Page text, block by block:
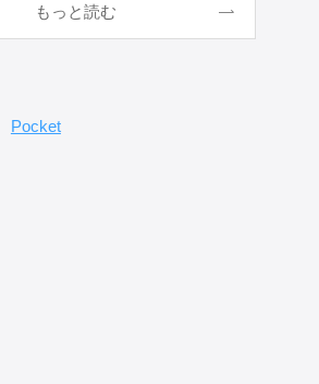
もっと読む
Pocket